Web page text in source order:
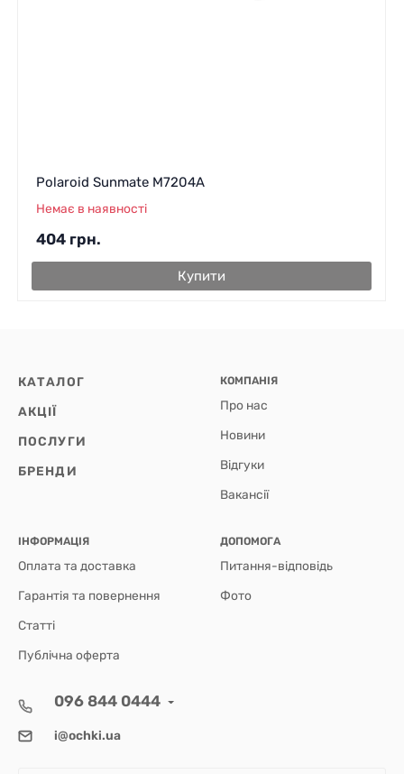
Polaroid Sunmate M7204A
Немає в наявності
404 грн.
Купити
КАТАЛОГ
АКЦІЇ
ПОСЛУГИ
БРЕНДИ
КОМПАНІЯ
Про нас
Новини
Відгуки
Вакансії
ІНФОРМАЦІЯ
Оплата та доставка
Гарантія та повернення
Статті
Публічна оферта
ДОПОМОГА
Питання-відповідь
Фото
096 844 0444
i@ochki.ua